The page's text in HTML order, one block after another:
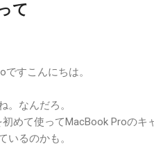
て
すこんにちは。
。なんだろ。
初めて使ってMacBook Proの
いるのかも。